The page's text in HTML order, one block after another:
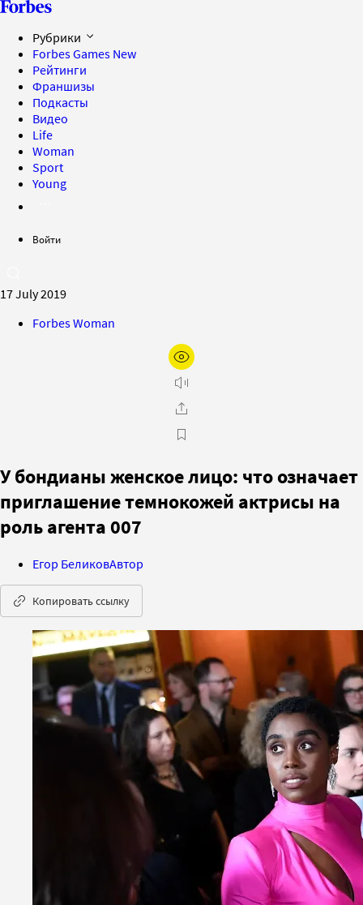
Рубрики
Forbes Games New
Рейтинги
Франшизы
Подкасты
Видео
Life
Woman
Sport
Young
Войти
17 July 2019
Forbes Woman
У бондианы женское лицо: что означает
приглашение темнокожей актрисы на
роль агента 007
Егор БеликовАвтор
Копировать ссылку